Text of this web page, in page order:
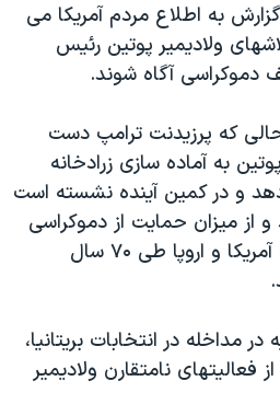
به اطلاع مردم آمریکا می
ولادیمیر پوتین رئیس
آگاه شوند.
که پرزیدنت ترامپ دست
به آماده سازی زرادخانه
و در کمین آینده نشسته است
از میزان حمایت از دموکراسی
و نهادهای دموکراتیک که آمریکا و اروپا طی ۷۰ سال
مداخله در انتخابات بریتانیا،
فعالیتهای نامتقارن ولادیمیر